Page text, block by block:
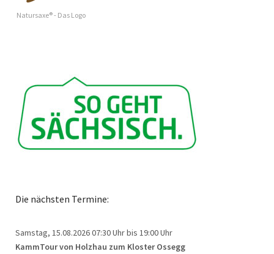
Natursaxe® - Das Logo
Die nächsten Termine:
Samstag, 15.08.202607:30 Uhr bis 19:00 Uhr
KammTour von Holzhau zum Kloster Ossegg